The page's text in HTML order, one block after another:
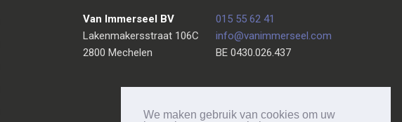
We maken gebruik van cookies om uw
Van Immerseel BV
Lakenmakersstraat 106C
2800 Mechelen
015 55 62 41
info@vanimmerseel.com
BE 0430.026.437